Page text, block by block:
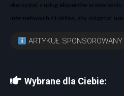
skorzystać z usług ekspertów w tworzeniu
internetowych z Lublina, aby osiągnąć
ARTYKUŁ SPONSOROWANY
Wybrane dla Ciebie: